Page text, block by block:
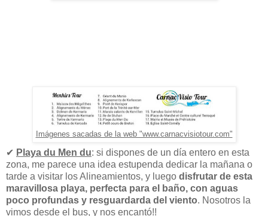
Imágenes sacadas de la web "www.carnacvisiotour.com"
✔ Playa du Men du: si dispones de un día entero en esta
zona, me parece una idea estupenda dedicar la mañana o
tarde a visitar los Alineamientos, y luego disfrutar de esta
maravillosa playa, perfecta para el baño, con aguas
poco profundas y resguardarda del viento. Nosotros la
vimos desde el bus, y nos encantó!!